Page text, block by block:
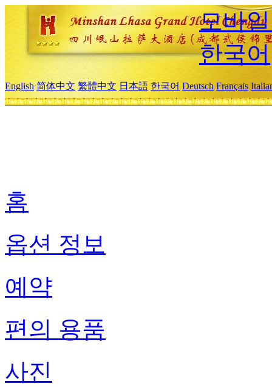
모바
한국어
English 简体中文 繁體中文 日本語 한국어 Deutsch Français
홈
옵션 정보
예약
편의 용품
사진